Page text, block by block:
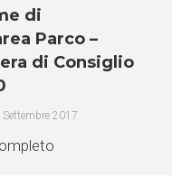
di
Parco –
di Consiglio
Settembre 2017